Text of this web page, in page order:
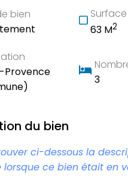
bien
63 M2
Provence
3
du bien
ci-dessous la
lorsque ce bien était en